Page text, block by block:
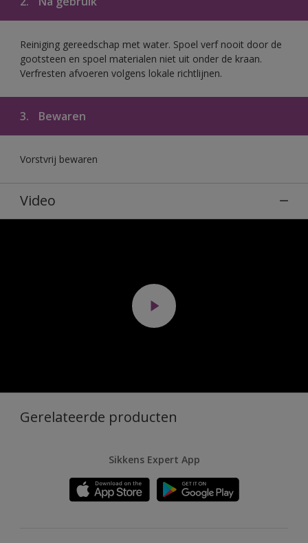
Reiniging gereedschap met water. Spoel verf nooit door de
gootsteen en spoel materialen niet uit onder de kraan.
Verfresten afvoeren volgens lokale richtlijnen.
3. Bewaren
Vorstvrij bewaren
Video
Gerelateerde producten
Sikkens Expert App